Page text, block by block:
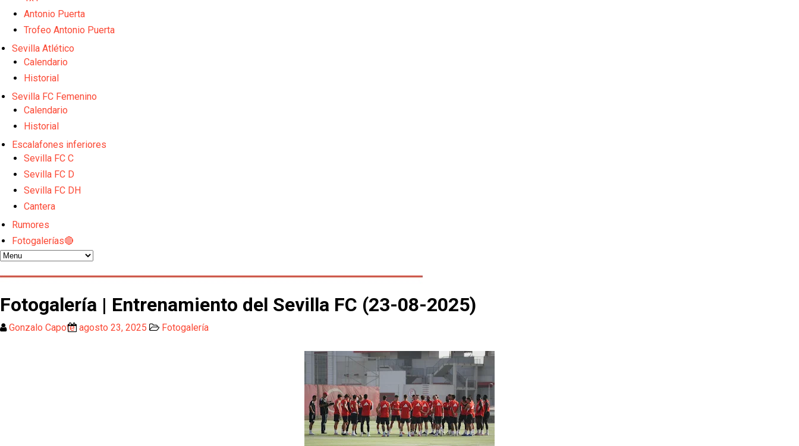
El Sevilla oficializa el traspaso de Sow
Miguel Sierra: La temporada pasada se vio reflejado que podemos tirar para delante y trabajamos con ilusión
OFICIAL | Juanlu se marcha al Bournemouth
Antonio Puerta
Trofeo Antonio Puerta
Sevilla Atlético
Calendario
Historial
Sevilla FC Femenino
Calendario
Historial
Escalafones inferiores
Sevilla FC C
Sevilla FC D
Sevilla FC DH
Cantera
Rumores
Fotogalerías🔴
Fotogalería | Entrenamiento del Sevilla FC (23-08-2025)
Gonzalo Capote agosto 23, 2025 Fotogalería